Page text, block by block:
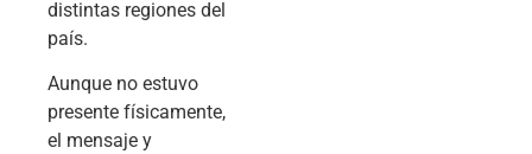
distintas regiones del
país.
Aunque no estuvo
presente físicamente,
el mensaje y